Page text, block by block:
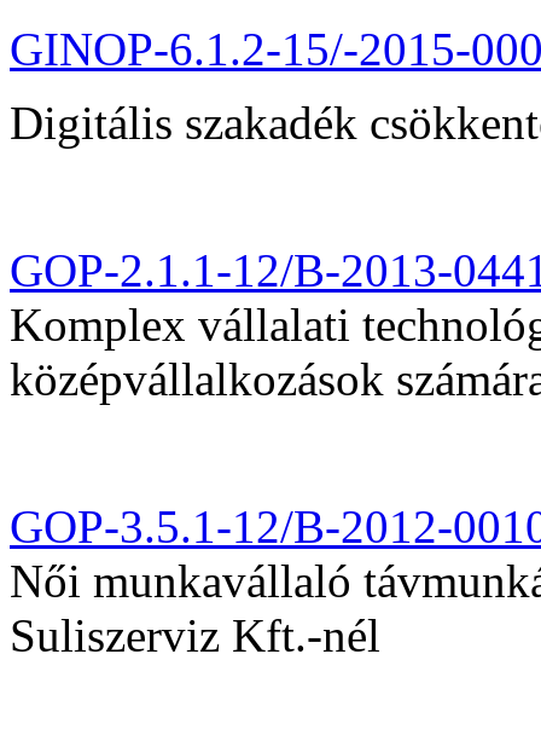
GINOP-6.1.2-15/-2015-
Digitális szakadék
GOP-2.1.1-12/B-2013-
Komplex vállalati
középvállalkozások
GOP-3.5.1-12/B-2012-
Női munkavállaló
Suliszerviz Kft.-nél